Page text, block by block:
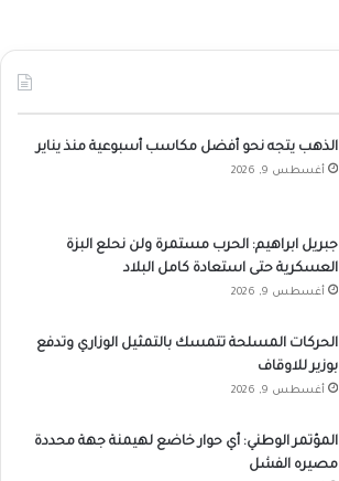
الذهب يتجه نحو أفضل مكاسب أسبوعية منذ يناير
أغسطس 9, 2026
جبريل ابراهيم: الحرب مستمرة ولن نحلع البزة
العسكرية حتى استعادة كامل البلاد
أغسطس 9, 2026
الحركات المسلحة تتمسك بالتمثيل الوزاري وتدفع
بوزير للاوقاف
أغسطس 9, 2026
المؤتمر الوطني: أي حوار خاضع لهيمنة جهة محددة
مصيره الفشل